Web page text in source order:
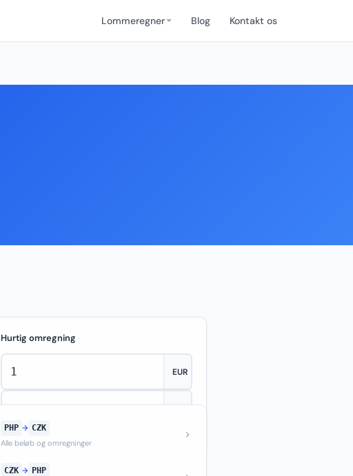
Lommeregner Blog Kontakt os
Hurtig omregning
PHP → CZK
Alle beløb og omregninger
CZK → PHP